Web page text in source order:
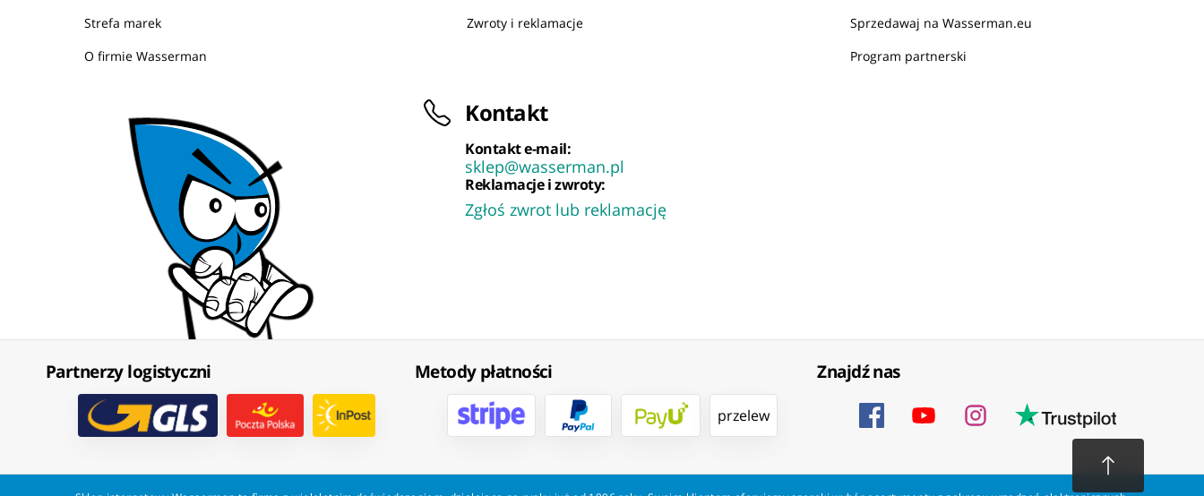
Strefa marek
O firmie Wasserman
Zwroty i reklamacje
Sprzedawaj na Wasserman.eu
Program partnerski
Kontakt
Kontakt e-mail:
sklep@wasserman.pl
Reklamacje i zwroty:
Zgłoś zwrot lub reklamację
Partnerzy logistyczni Metody płatności
przelew
Znajdź nas